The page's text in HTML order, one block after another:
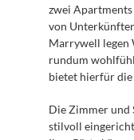
zwei
von
Marrywell legen
rundum
bietet hierfür die
Die Zimmer und
stilvoll